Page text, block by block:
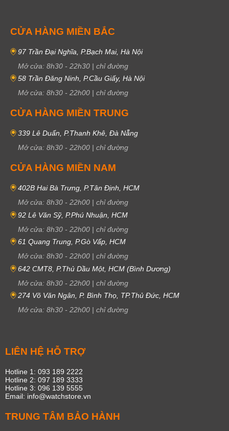
CỬA HÀNG MIỀN BẮC
97 Trần Đại Nghĩa, P.Bạch Mai, Hà Nội
Mở cửa: 8h30 - 22h30 | chỉ đường
58 Trần Đăng Ninh, P.Cầu Giấy, Hà Nội
Mở cửa: 8h30 - 22h00 | chỉ đường
CỬA HÀNG MIỀN TRUNG
339 Lê Duẩn, P.Thanh Khê, Đà Nẵng
Mở cửa: 8h30 - 22h00 | chỉ đường
CỬA HÀNG MIỀN NAM
402B Hai Bà Trưng, P.Tân Định, HCM
Mở cửa: 8h30 - 22h00 | chỉ đường
92 Lê Văn Sỹ, P.Phú Nhuận, HCM
Mở cửa: 8h30 - 22h00 | chỉ đường
61 Quang Trung, P.Gò Vấp, HCM
Mở cửa: 8h30 - 22h00 | chỉ đường
642 CMT8, P.Thủ Dầu Một, HCM (Bình Dương)
Mở cửa: 8h30 - 22h00 | chỉ đường
274 Võ Văn Ngân, P. Bình Thọ, TP.Thủ Đức, HCM
Mở cửa: 8h30 - 22h00 | chỉ đường
LIÊN HỆ HỖ TRỢ
Hotline 1: 093 189 2222
Hotline 2: 097 189 3333
Hotline 3: 096 139 5555
Email: info@watchstore.vn
TRUNG TÂM BẢO HÀNH